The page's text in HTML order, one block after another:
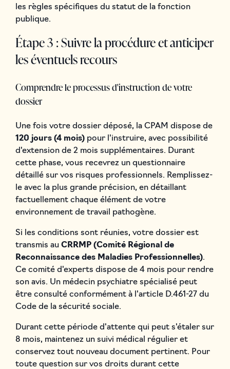
les règles spécifiques du statut de la fonction
publique.
Étape 3 : Suivre la procédure et anticiper
les éventuels recours
Comprendre le processus d'instruction de votre
dossier
Une fois votre dossier déposé, la CPAM dispose de
120 jours (4 mois)pour l'instruire, avec possibilité
d'extension de 2 mois supplémentaires. Durant
cette phase, vous recevrez un questionnaire
détaillé sur vos risques professionnels. Remplissez-
le avec la plus grande précision, en détaillant
factuellement chaque élément de votre
environnement de travail pathogène.
Si les conditions sont réunies, votre dossier est
transmis au CRRMP (Comité Régional de
Reconnaissance des Maladies Professionnelles).
Ce comité d'experts dispose de 4 mois pour rendre
son avis. Un médecin psychiatre spécialisé peut
être consulté conformément à l'article D.461-27 du
Code de la sécurité sociale.
Durant cette période d'attente qui peut s'étaler sur
8 mois, maintenez un suivi médical régulier et
conservez tout nouveau document pertinent. Pour
toute question sur vos droits durant cette